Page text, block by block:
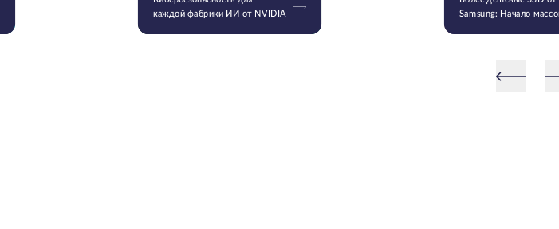
каждой фабрики ИИ от NVIDIA Samsung: Начало